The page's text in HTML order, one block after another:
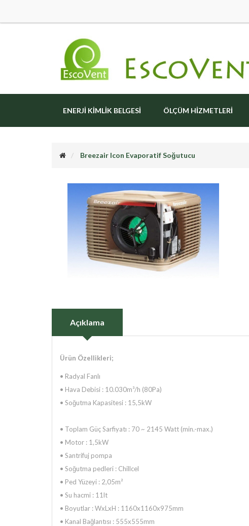
ENERJI KIMLIK BELGESI ÖLÇÜM HIZMETLERI
Breezair Icon Evaporatif Soğutucu
Açıklama
Ürün Özellikleri;
• Radyal Fanlı
• Hava Debisi : 10.030m³/h (80Pa)
• Soğutma Kapasitesi : 15,5kW
• Toplam Güç Sarfiyatı : 70 ~ 2145 Watt (min.-max.)
• Motor : 1,5kW
• Santrifuj pompa
• Soğutma pedleri : Chillcel
• Ped Yüzeyi : 2,05m²
• Su hacmi : 11lt
• Boyutlar : WxLxH : 1160x1160x975mm
• Kanal Bağlantısı : 555x555mm